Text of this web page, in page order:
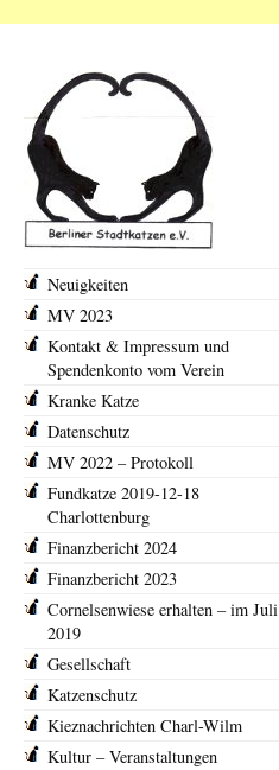
Neuigkeiten
MV 2023
Kontakt & Impressum und
Spendenkonto vom Verein
Kranke Katze
Datenschutz
MV 2022 – Protokoll
Fundkatze 2019-12-18
Charlottenburg
Finanzbericht 2024
Finanzbericht 2023
Cornelsenwiese erhalten – im Juli
2019
Gesellschaft
Katzenschutz
Kieznachrichten Charl-Wilm
Kultur – Veranstaltungen